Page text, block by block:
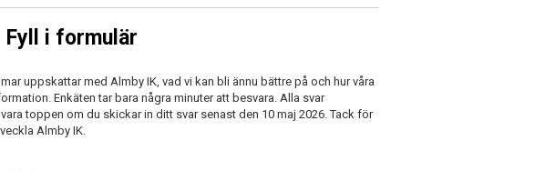
Fyll i formulär
uppskattar med Almby IK, vad vi kan bli ännu bättre på och hur våra
Enkäten tar bara några minuter att besvara. Alla svar
toppen om du skickar in ditt svar senast den 10 maj 2026. Tack för
Almby IK.